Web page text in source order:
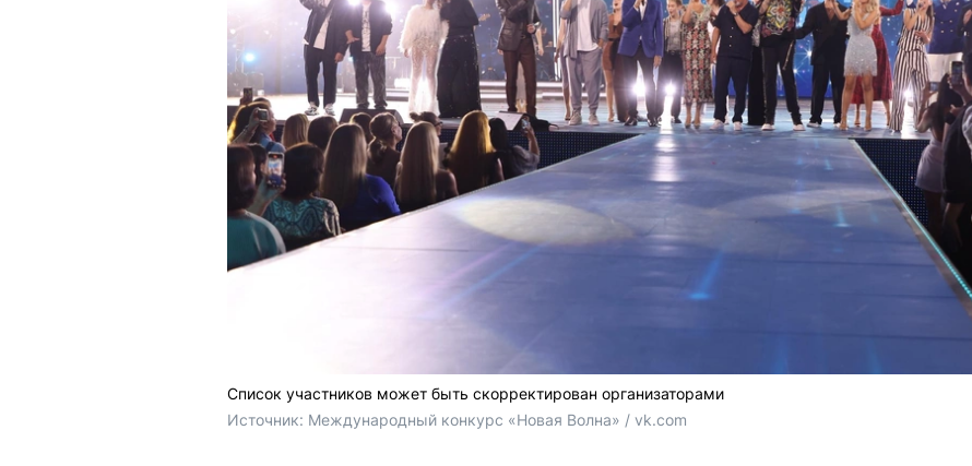
Список участников может быть скорректирован организаторами
Источник: Международный конкурс «Новая Волна» / vk.com